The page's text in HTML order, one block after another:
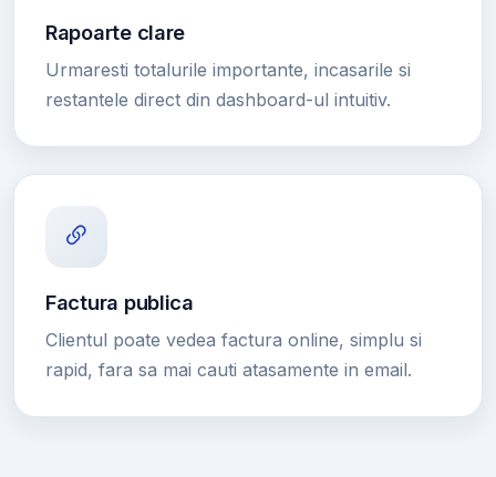
Rapoarte clare
Urmaresti totalurile importante, incasarile si
restantele direct din dashboard-ul intuitiv.
Factura publica
Clientul poate vedea factura online, simplu si
rapid, fara sa mai cauti atasamente in email.